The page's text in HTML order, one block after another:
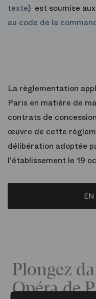
texte) est soumise
au code de la
La règlementation
Paris en matière de
contrats de
œuvre de cette
délibération adoptée
l'établissement le 19
Plongez
Opéra de